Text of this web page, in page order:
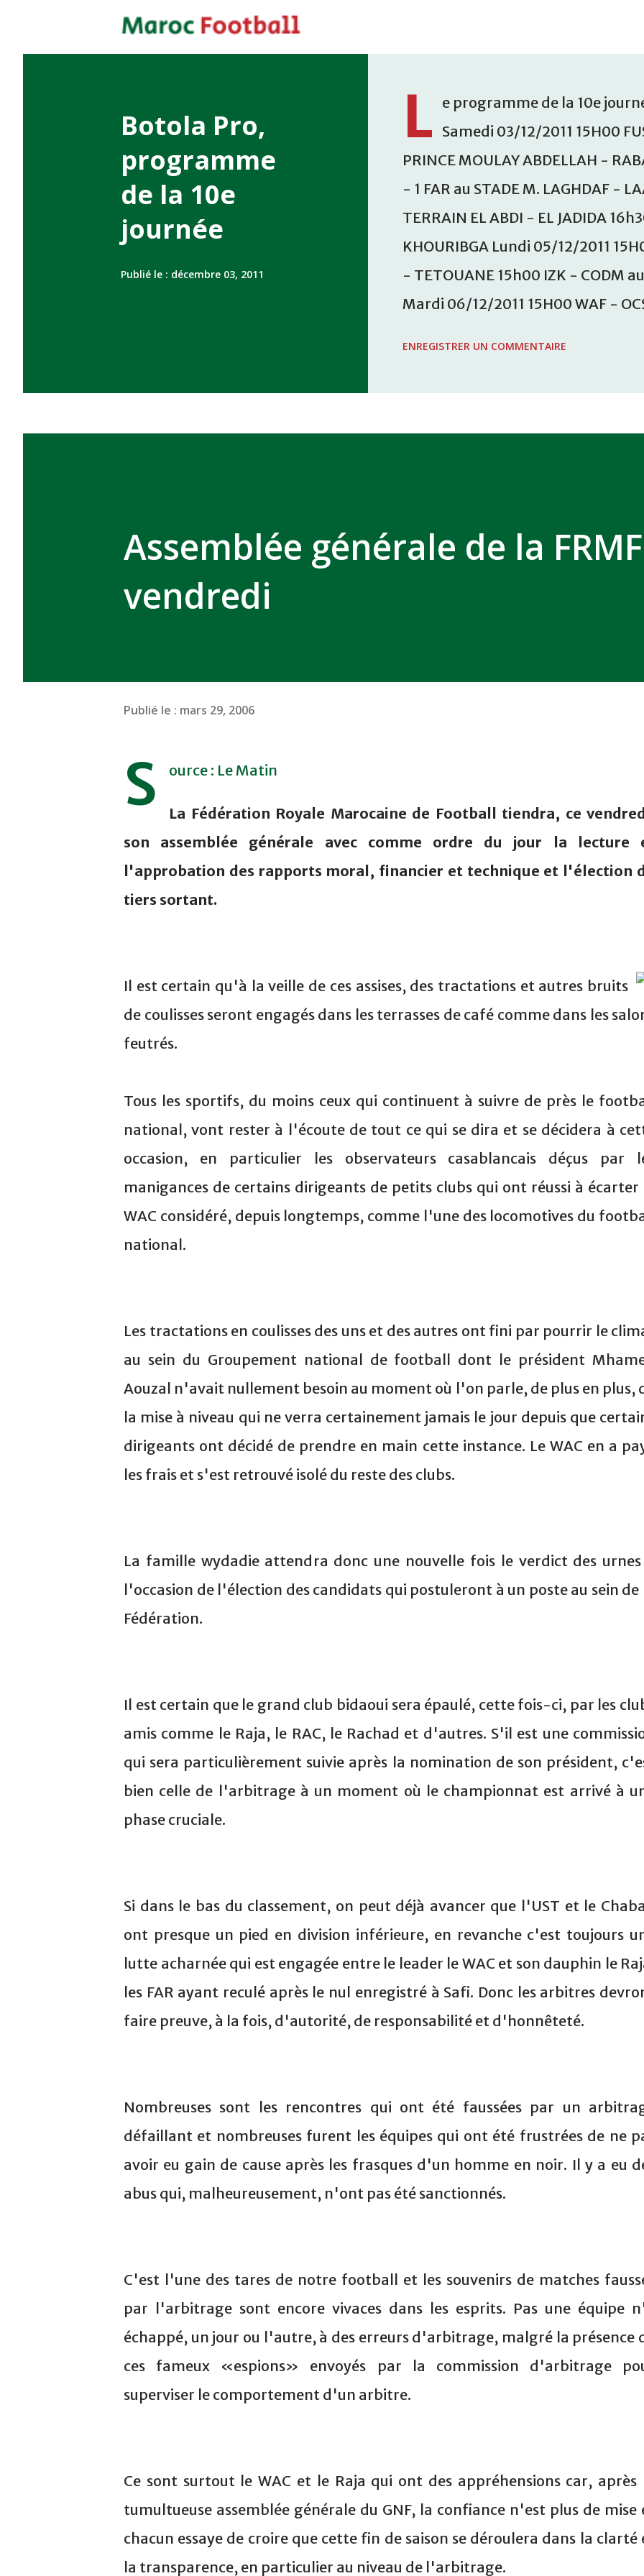
Botola Pro,
programme
de la 10e
journée
Publié le : décembre 03, 2011
L e programme de la 10e
Samedi 03/12/2011 15H00
PRINCE MOULAY ABDELLAH -
- 1 FAR au STADE M. LAGHDAF -
TERRAIN EL ABDI - EL JADIDA
KHOURIBGA Lundi 05/12/2011
- TETOUANE 15h00 IZK - CODM
Mardi 06/12/2011 15H00 WAF -
ENREGISTRER UN COMMENTAIRE
Assemblée générale de la
vendredi
Publié le : mars 29, 2006
S ource : Le Matin
La Fédération Royale Marocaine de Football tiendra, ce
son assemblée générale avec comme ordre du jour la lecture
l'approbation des rapports moral, financier et technique et l'élection
tiers sortant.
Il est certain qu'à la veille de ces assises, des tractations et autres bruits
de coulisses seront engagés dans les terrasses de café comme dans les
feutrés.
Tous les sportifs, du moins ceux qui continuent à suivre de près le
national, vont rester à l'écoute de tout ce qui se dira et se décidera à
occasion, en particulier les observateurs casablancais déçus par
manigances de certains dirigeants de petits clubs qui ont réussi à écarter
WAC considéré, depuis longtemps, comme l'une des locomotives du
national.
Les tractations en coulisses des uns et des autres ont fini par pourrir le
au sein du Groupement national de football dont le président
Aouzal n'avait nullement besoin au moment où l'on parle, de plus en plus,
la mise à niveau qui ne verra certainement jamais le jour depuis que
dirigeants ont décidé de prendre en main cette instance. Le WAC en a
les frais et s'est retrouvé isolé du reste des clubs.
La famille wydadie attendra donc une nouvelle fois le verdict des urnes
l'occasion de l'élection des candidats qui postuleront à un poste au sein de
Fédération.
Il est certain que le grand club bidaoui sera épaulé, cette fois-ci, par les
amis comme le Raja, le RAC, le Rachad et d'autres. S'il est une
qui sera particulièrement suivie après la nomination de son président,
bien celle de l'arbitrage à un moment où le championnat est arrivé à
phase cruciale.
Si dans le bas du classement, on peut déjà avancer que l'UST et le
ont presque un pied en division inférieure, en revanche c'est toujours
lutte acharnée qui est engagée entre le leader le WAC et son dauphin le
les FAR ayant reculé après le nul enregistré à Safi. Donc les arbitres
faire preuve, à la fois, d'autorité, de responsabilité et d'honnêteté.
Nombreuses sont les rencontres qui ont été faussées par un
défaillant et nombreuses furent les équipes qui ont été frustrées de ne
avoir eu gain de cause après les frasques d'un homme en noir. Il y a eu
abus qui, malheureusement, n'ont pas été sanctionnés.
C'est l'une des tares de notre football et les souvenirs de matches
par l'arbitrage sont encore vivaces dans les esprits. Pas une équipe
échappé, un jour ou l'autre, à des erreurs d'arbitrage, malgré la présence
ces fameux «espions» envoyés par la commission d'arbitrage
superviser le comportement d'un arbitre.
Ce sont surtout le WAC et le Raja qui ont des appréhensions car, après
tumultueuse assemblée générale du GNF, la confiance n'est plus de mise
chacun essaye de croire que cette fin de saison se déroulera dans la clarté
la transparence, en particulier au niveau de l'arbitrage.